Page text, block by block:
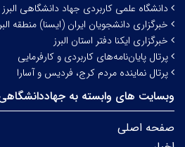
دانشگاه علمی کاربردی جهاد دانشگاهی البرز
خبرگزاری دانشجویان ایران (ایسنا) منطقه
خبرگزاری ایکنا دفتر استان البرز
پرتال پایان‌نامه‌های کاربردی و کارفرمایی
پرتال نماینده مردم کرج، فردیس و آسارا
وبسایت های وابسته به جهاددانشگاهی
صفحه اصلی